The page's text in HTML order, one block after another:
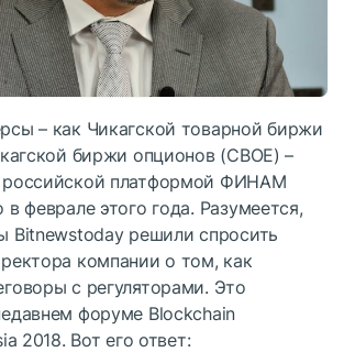
– как Чикагской товарной биржи
биржи опционов (CBOE) –
платформой ФИНАМ
в феврале этого года. Разумеется,
Bitnewstoday решили спросить
компании о том, как
с регуляторами. Это
форуме Blockchain
2018. Вот его ответ: